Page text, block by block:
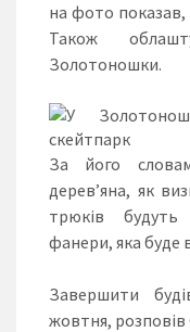
на фото показав,
Також
Золотоношки.
За його
дерев’яна, як
трюків будуть
фанери, яка буде
Завершити
жовтня, розповів